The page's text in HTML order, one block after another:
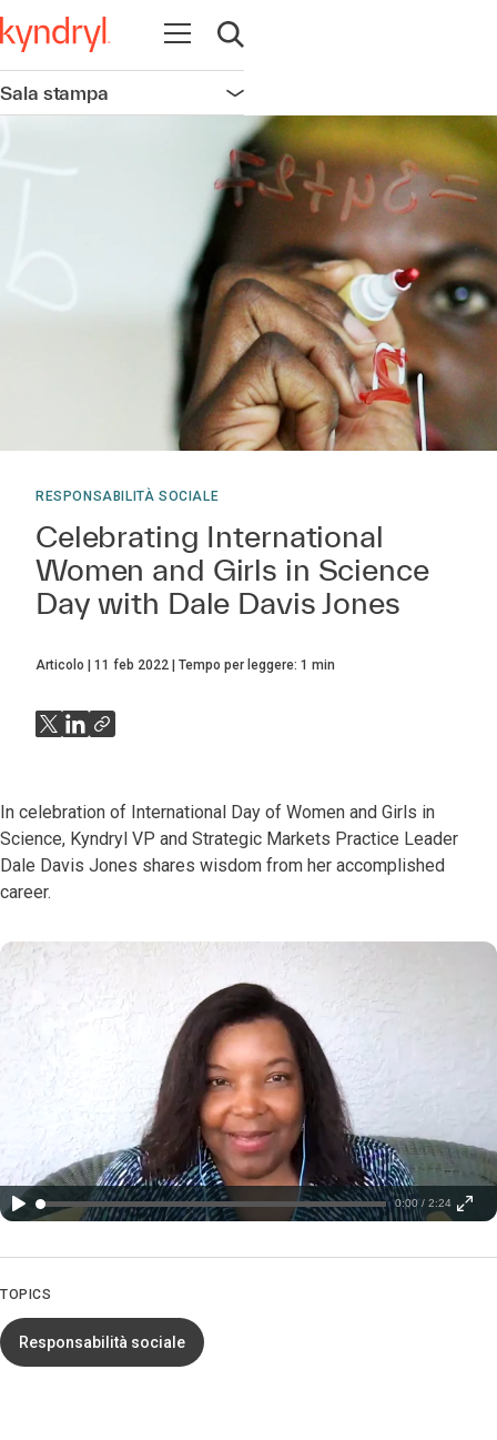
Apri la navigazione
Apri ricerca
Sala stampa Apri la navigazione
RESPONSABILITÀ SOCIALE
Celebrating International
Women and Girls in Science
Day with Dale Davis Jones
Articolo 11 feb 2022 Tempo per leggere: 1 min
In celebration of International Day of Women and Girls in
Science, Kyndryl VP and Strategic Markets Practice Leader
Dale Davis Jones shares wisdom from her accomplished
career.
0:00 / 2:24
TOPICS
Responsabilità sociale